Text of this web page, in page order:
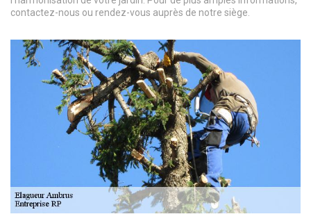
contactez-nous ou rendez-vous auprès de notre siège.